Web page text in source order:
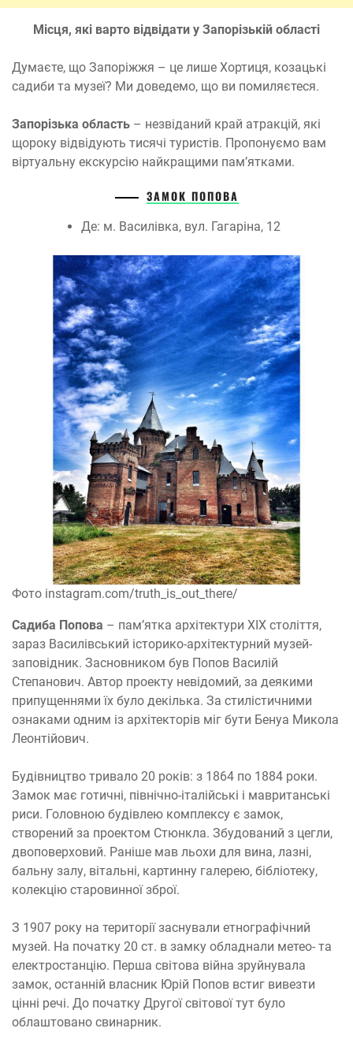
Місця, які варто відвідати у Запорізькій області
Думаєте, що Запоріжжя – це лише Хортиця, козацькі
садиби та музеї? Ми доведемо, що ви помиляєтеся.
Запорізька область – незвіданий край атракцій, які
щороку відвідують тисячі туристів. Пропонуємо вам
віртуальну екскурсію найкращими пам’ятками.
ЗАМОК ПОПОВА
Де: м. Василівка, вул. Гагаріна, 12
Фото instagram.com/truth_is_out_there/
Садиба Попова – пам’ятка архітектури XIX століття,
зараз Василівський історико-архітектурний музей-
заповідник. Засновником був Попов Василій
Степанович. Автор проекту невідомий, за деякими
припущеннями їх було декілька. За стилістичними
ознаками одним із архітекторів міг бути Бенуа Микола
Леонтійович.
Будівництво тривало 20 років: з 1864 по 1884 роки.
Замок має готичні, північно-італійські і мавританські
риси. Головною будівлею комплексу є замок,
створений за проектом Стюнкла. Збудований з цегли,
двоповерховий. Раніше мав льохи для вина, лазні,
бальну залу, вітальні, картинну галерею, бібліотеку,
колекцію старовинної зброї.
З 1907 року на території заснували етнографічний
музей. На початку 20 ст. в замку обладнали метео- та
електростанцію. Перша світова війна зруйнувала
замок, останній власник Юрій Попов встиг вивезти
цінні речі. До початку Другої світової тут було
облаштовано свинарник.